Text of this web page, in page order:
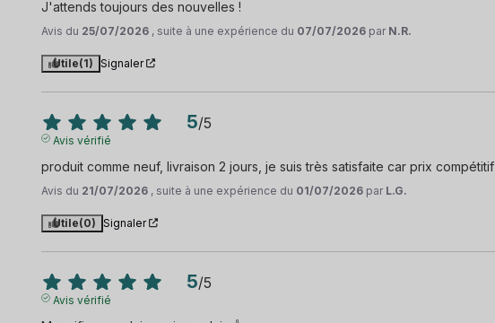
J'attends toujours des nouvelles !
Avis du 25/07/2026 , suite à une expérience du 07/07/2026 par N.R.
Utile(1) Signaler
5/5
Avis vérifié
produit comme neuf, livraison 2 jours, je suis très satisfaite car prix compétitif
Avis du 21/07/2026 , suite à une expérience du 01/07/2026 par L.G.
Utile(0) Signaler
5/5
Avis vérifié